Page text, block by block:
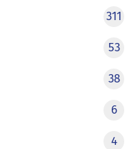
311
53
38
6
4